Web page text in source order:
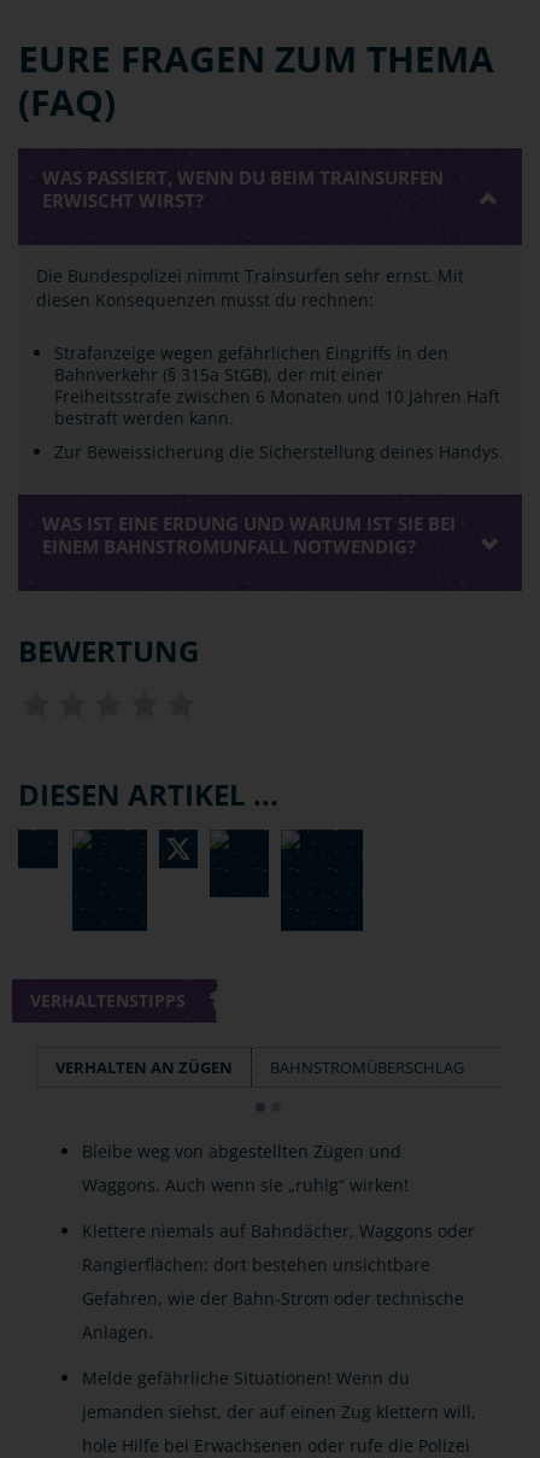
EURE FRAGEN ZUM THEMA
(FAQ)
WAS PASSIERT, WENN DU BEIM TRAINSURFEN
ERWISCHT WIRST?
Die Bundespolizei nimmt Trainsurfen sehr ernst. Mit
diesen Konsequenzen musst du rechnen:
Strafanzeige wegen gefährlichen Eingriffs in den
Bahnverkehr (§ 315a StGB), der mit einer
Freiheitsstrafe zwischen 6 Monaten und 10 Jahren Haft
bestraft werden kann.
Zur Beweissicherung die Sicherstellung deines Handys.
WAS IST EINE ERDUNG UND WARUM IST SIE BEI
EINEM BAHNSTROMUNFALL NOTWENDIG?
BEWERTUNG
DIESEN ARTIKEL ...
VERHALTENSTIPPS
VERHALTEN AN ZÜGEN BAHNSTROMÜBERSCHLAG
Bleibe weg von abgestellten Zügen und
Waggons. Auch wenn sie „ruhig“ wirken!
Klettere niemals auf Bahndächer, Waggons oder
Rangierflächen: dort bestehen unsichtbare
Gefahren, wie der Bahn-Strom oder technische
Anlagen.
Melde gefährliche Situationen! Wenn du
jemanden siehst, der auf einen Zug klettern will,
hole Hilfe bei Erwachsenen oder rufe die Polizei